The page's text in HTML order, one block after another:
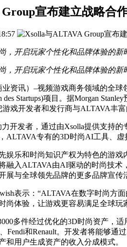
Group宣布建立战略合
，开启玩家个性化和品牌体验的新
，开启玩家个性化和品牌体验的新
资讯）–视频游戏商务领域的全
des Startups)项目。据Morgan
游戏开发者和发行商与ALTAVA丰
开发者，通过由Xsolla提供支持
ALTAVA专有的3D时尚AI工具、
娱乐和时尚知识产权为特色的游
融入ALTAVA由AI驱动的时尚技
展与全球领先品牌的更多品牌宣传
表示：“ALTAVA在数字时尚
尚体验，让游戏更容易满足全球
多件经过优化的3D时尚资产，
Fendi和Renault。开发者将能够
和用户生成资产的收入分成模式。